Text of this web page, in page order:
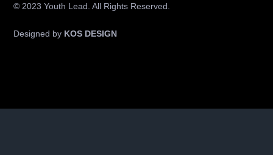
© 2023 Youth Lead. All Rights Reserved.
Designed by KOS DESIGN